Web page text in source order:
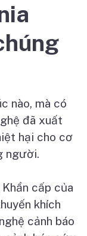
nào, mà có
ệ đã xuất
ệt hại cho cơ
người.
Khẩn cấp của
ến khích
ệ cảnh báo